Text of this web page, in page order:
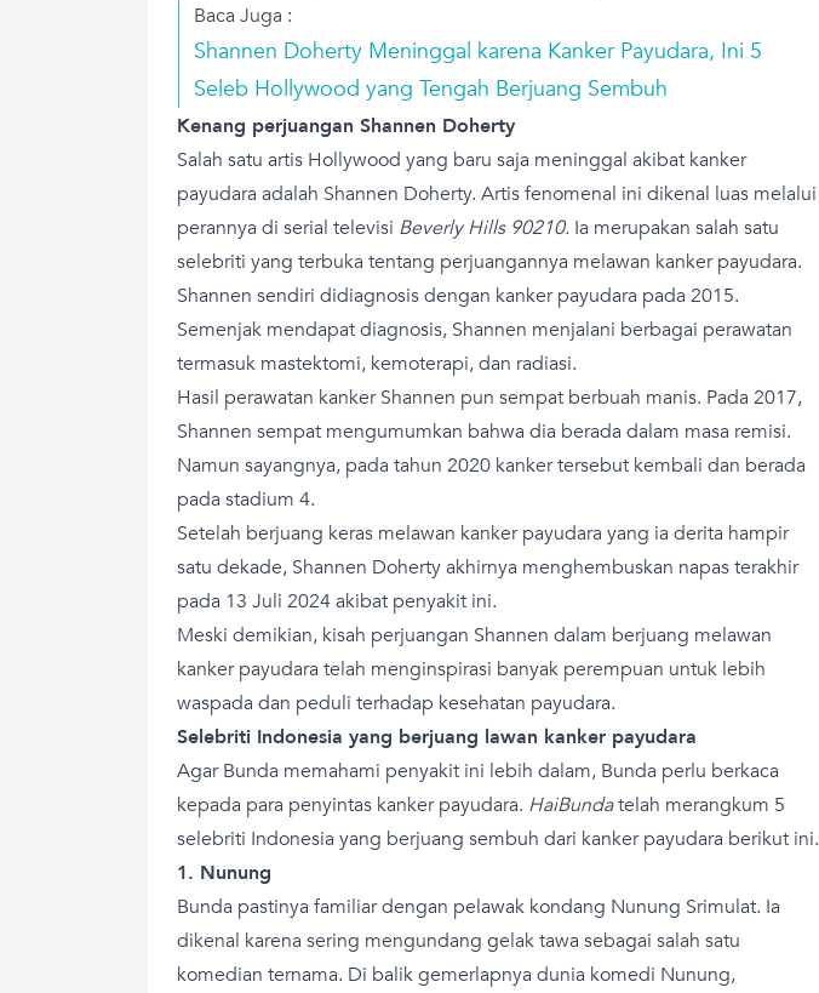
Baca Juga :
Shannen Doherty Meninggal karena Kanker Payudara, Ini 5
Seleb Hollywood yang Tengah Berjuang Sembuh
Kenang perjuangan Shannen Doherty
Salah satu artis Hollywood yang baru saja meninggal akibat kanker
payudara adalah Shannen Doherty. Artis fenomenal ini dikenal luas melalui
perannya di serial televisi Beverly Hills 90210. Ia merupakan salah satu
selebriti yang terbuka tentang perjuangannya melawan kanker payudara.
Shannen sendiri didiagnosis dengan kanker payudara pada 2015.
Semenjak mendapat diagnosis, Shannen menjalani berbagai perawatan
termasuk mastektomi, kemoterapi, dan radiasi.
Hasil perawatan kanker Shannen pun sempat berbuah manis. Pada 2017,
Shannen sempat mengumumkan bahwa dia berada dalam masa remisi.
Namun sayangnya, pada tahun 2020 kanker tersebut kembali dan berada
pada stadium 4.
Setelah berjuang keras melawan kanker payudara yang ia derita hampir
satu dekade, Shannen Doherty akhirnya menghembuskan napas terakhir
pada 13 Juli 2024 akibat penyakit ini.
Meski demikian, kisah perjuangan Shannen dalam berjuang melawan
kanker payudara telah menginspirasi banyak perempuan untuk lebih
waspada dan peduli terhadap kesehatan payudara.
Selebriti Indonesia yang berjuang lawan kanker payudara
Agar Bunda memahami penyakit ini lebih dalam, Bunda perlu berkaca
kepada para penyintas kanker payudara. HaiBundatelah merangkum 5
selebriti Indonesia yang berjuang sembuh dari kanker payudara berikut ini.
1. Nunung
Bunda pastinya familiar dengan pelawak kondang Nunung Srimulat. Ia
dikenal karena sering mengundang gelak tawa sebagai salah satu
komedian ternama. Di balik gemerlapnya dunia komedi Nunung,